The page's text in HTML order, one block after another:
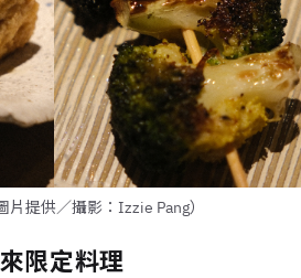
提供／攝影：Izzie Pang）
限定料理